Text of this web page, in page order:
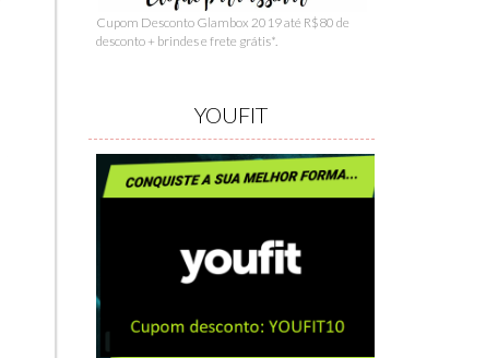
Cupom Desconto Glambox 2019 até R$80 de
desconto + brindes e frete grátis*.
YOUFIT